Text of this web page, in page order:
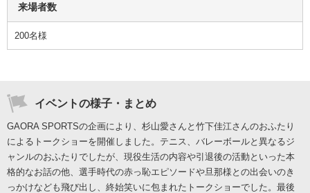
来場者数
200名様
イベントの様子・まとめ
GAORA SPORTSの企画により、杉山愛さんと竹下佳江さんのおふたり
によるトークショーを開催しました。テニス、バレーボールと異なるジ
ャンルのおふたりでしたが、現役生活の内容や引退後の活動といった本
格的なお話の他、選手時代の赤っ恥エピソードや旦那様との出会いのき
っかけなども飛び出し、終始笑いに包まれたトークショーでした。最後